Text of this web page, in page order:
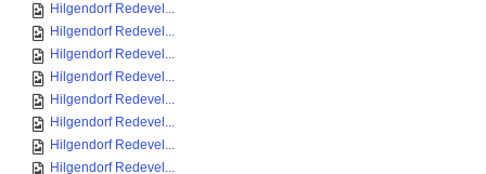
Hilgendorf Redevel...
Hilgendorf Redevel...
Hilgendorf Redevel...
Hilgendorf Redevel...
Hilgendorf Redevel...
Hilgendorf Redevel...
Hilgendorf Redevel...
Hilgendorf Redevel...